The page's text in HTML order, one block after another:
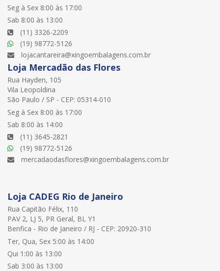
Seg à Sex 8:00 às 17:00
Sab 8:00 às 13:00
(11) 3326-2209
(19) 98772-5126
lojacantareira@xingoembalagens.com.br
Loja Mercadão das Flores
Rua Hayden, 105
Vila Leopoldina
São Paulo / SP - CEP: 05314-010
Seg à Sex 8:00 às 17:00
Sab 8:00 às 14:00
(11) 3645-2821
(19) 98772-5126
mercadaodasflores@xingoembalagens.com.br
Loja CADEG Rio de Janeiro
Rua Capitão Félix, 110
PAV 2, LJ 5, PR Geral, BL Y1
Benfica - Rio de Janeiro / RJ - CEP: 20920-310
Ter, Qua, Sex 5:00 às 14:00
Qui 1:00 às 13:00
Sab 3:00 às 13:00